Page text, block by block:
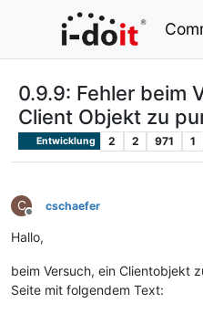
0.9.9: Fehler beim
Client Objekt zu
Entwicklung 2 2 971 1
C
Offline
cschaefer
Hallo,
beim Versuch, ein Clientobjekt
Seite mit folgendem Text: